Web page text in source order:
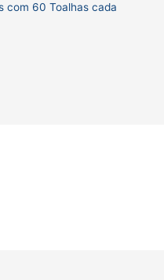
com 60 Toalhas cada